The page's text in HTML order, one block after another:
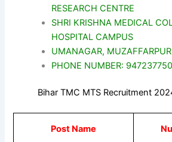
RESEARCH CENTRE
SHRI KRISHNA MEDICAL
HOSPITAL CAMPUS
UMANAGAR,
PHONE NUMBER:
Bihar TMC MTS Recruitment
Post Name